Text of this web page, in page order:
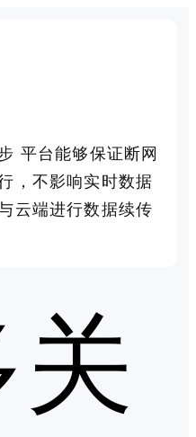
平台能够保证断网
，不影响实时数据
云端进行数据续传